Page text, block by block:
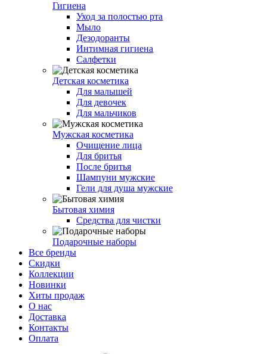
Гигиена
Уход за полостью рта
Мыло
Дезодоранты
Интимная гигиена
Салфетки
Детская косметика
Для малышей
Для девочек
Для мальчиков
Мужская косметика
Очищение лица
Для бритья
После бритья
Шампуни мужские
Гели для душа мужские
Бытовая химия
Средства для чистки
Подарочные наборы
Все бренды
Скидки
Коллекции
Новинки
Хиты продаж
О нас
Доставка
Контакты
Оплата